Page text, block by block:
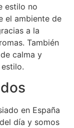
estilo no
el ambiente de
a la
También
calma y
en España
día y somos